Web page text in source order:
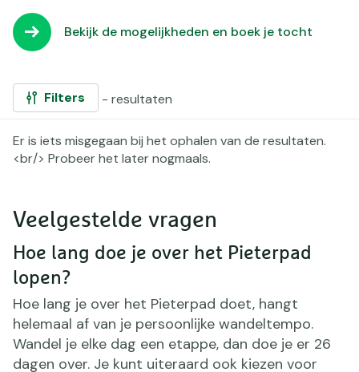
Bekijk de mogelijkheden en boek je tocht
Filters - resultaten
Gefilterd
op:
Er is iets misgegaan bij het ophalen van de resultaten.
<br/> Probeer het later nogmaals.
navigatie
Veelgestelde vragen
Hoe lang doe je over het Pieterpad
lopen?
Hoe lang je over het Pieterpad doet, hangt
helemaal af van je persoonlijke wandeltempo.
Wandel je elke dag een etappe, dan doe je er 26
dagen over. Je kunt uiteraard ook kiezen voor